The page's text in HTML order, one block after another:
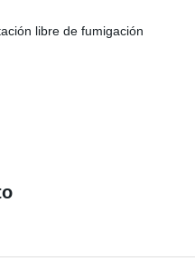
libre de fumigación